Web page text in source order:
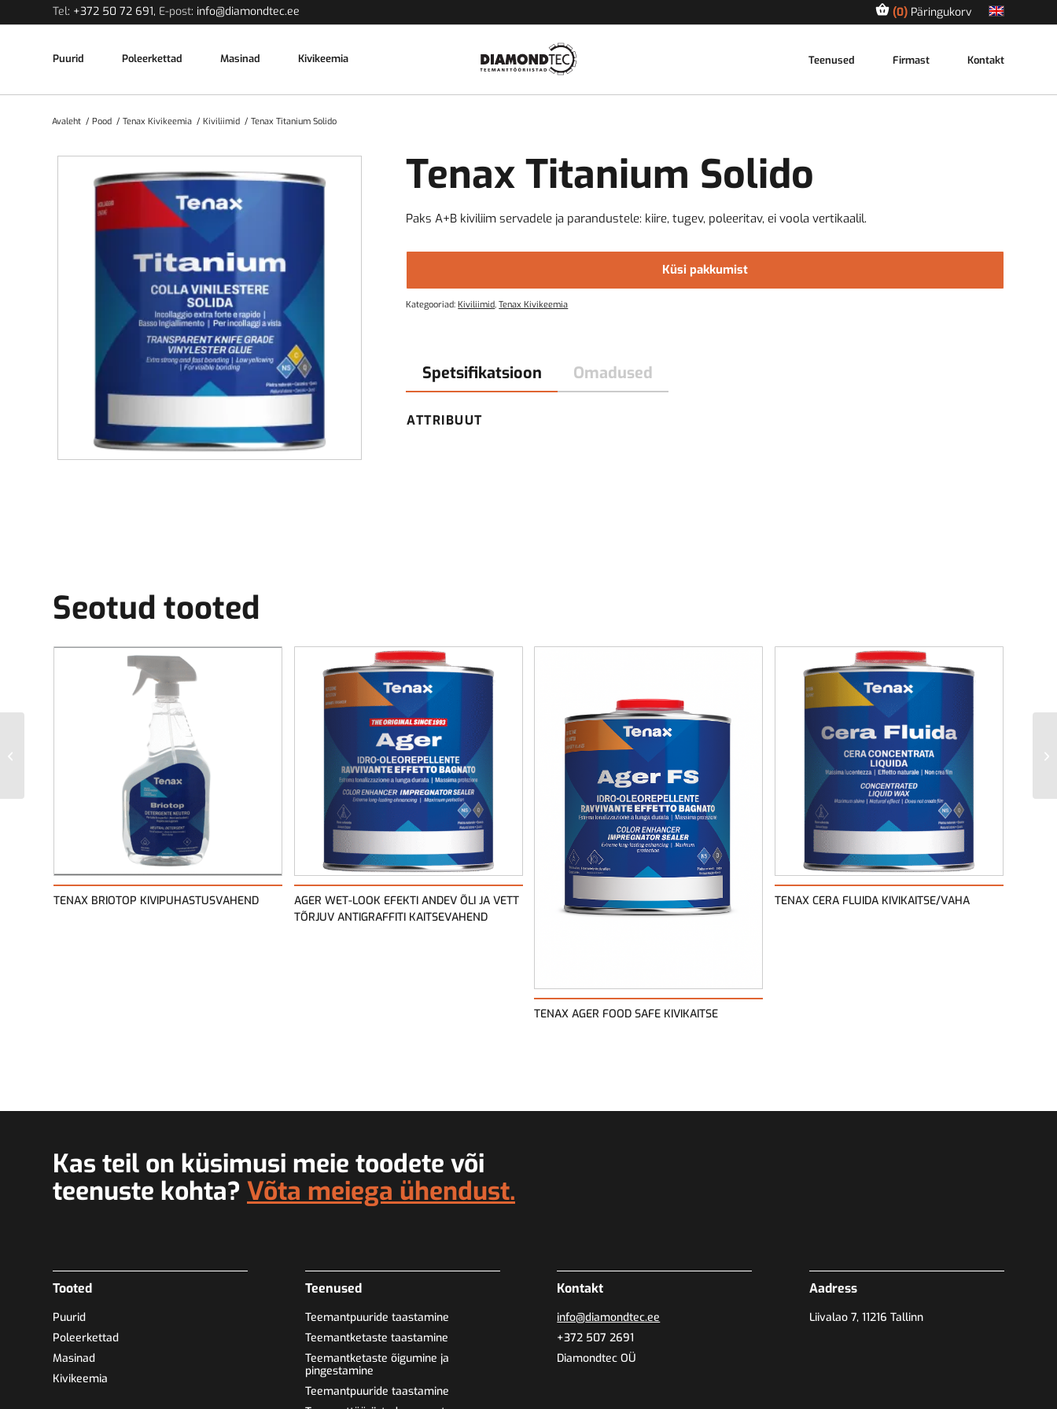
0 Päringukorv
Tel: +372 50 72 691, E-post: info@diamondtec.ee
Puurid Poleerkettad Masinad Kivikeemia Teenused Firmast Kontakt
Avaleht / Pood / Tenax Kivikeemia / Kiviliimid / Tenax Titanium Solido
Tenax Titanium Solido
Paks A+B kiviliim servadele ja parandustele: kiire, tugev, poleeritav, ei voola vertikaalil.
Küsi pakkumist
Kategooriad:Kiviliimid,Tenax Kivikeemia
Spetsifikatsioon Omadused
ATTRIBUUT
Seotud tooted
TENAX BRIOTOP KIVIPUHASTUSVAHEND
AGER WET-LOOK EFEKTI ANDEV ÕLI JA VETT
TÕRJUV ANTIGRAFFITI KAITSEVAHEND
TENAX AGER FOOD SAFE KIVIKAITSE
TENAX CERA FLUIDA KIVIKAITSE/VAHA
Kas teil on küsimusi meie toodete või
teenuste kohta? Võta meiega ühendust.
Tooted
Puurid
Poleerkettad
Masinad
Kivikeemia
Teenused
Teemantpuuride taastamine
Teemantketaste taastamine
Teemantketaste õigumine ja
pingestamine
Teemantpuuride taastamine
Kontakt
info@diamondtec.ee
+372 507 2691
Diamondtec OÜ
Aadress
Liivalao 7, 11216 Tallinn